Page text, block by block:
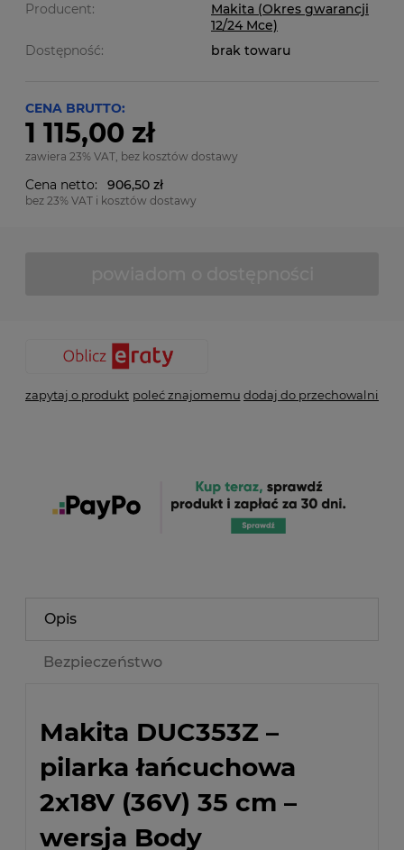
Producent:
Makita (Okres gwarancji
12/24 Mce)
Dostępność:
brak towaru
CENA BRUTTO:
1 115,00 zł
zawiera 23% VAT, bez kosztów dostawy
Cena netto: 906,50 zł
bez 23% VAT i kosztów dostawy
zapytaj o produkt poleć znajomemu dodaj do przechowalni
Opis
Bezpieczeństwo
Makita DUC353Z –
pilarka łańcuchowa
2x18V (36V) 35 cm –
wersja Body